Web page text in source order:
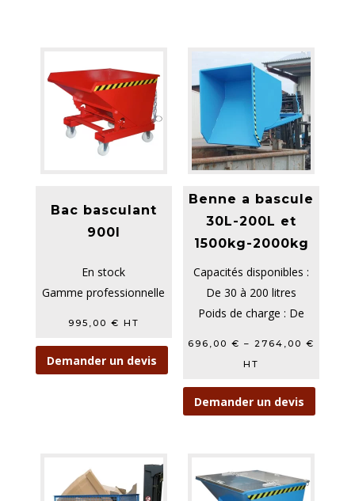
Bac basculant
900l
En stock
Gamme professionnelle
995,00 € HT
Demander un devis
Benne a bascule
30L-200L et
1500kg-2000kg
Capacités disponibles :
De 30 à 200 litres
Poids de charge : De
696,00€ –2764,00€
HT
Demander un devis